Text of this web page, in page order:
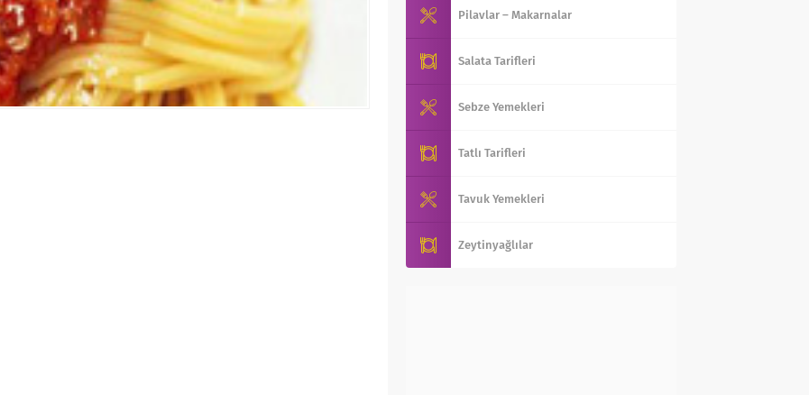
Pilavlar – Makarnalar
Salata Tarifleri
Sebze Yemekleri
Tatlı Tarifleri
Tavuk Yemekleri
Zeytinyağlılar